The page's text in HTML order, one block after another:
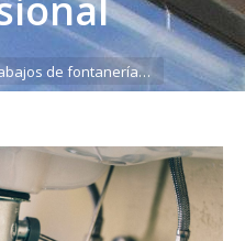
de fontanería…